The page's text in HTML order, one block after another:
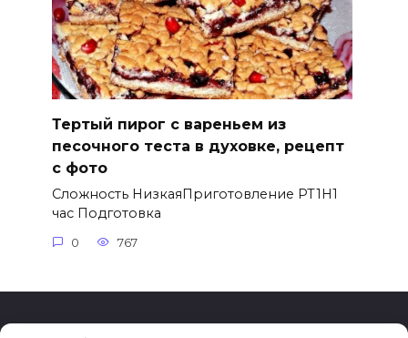
Тертый пирог с вареньем из
песочного теста в духовке, рецепт
с фото
Сложность НизкаяПриготовление PT1H1
час Подготовка
0 767